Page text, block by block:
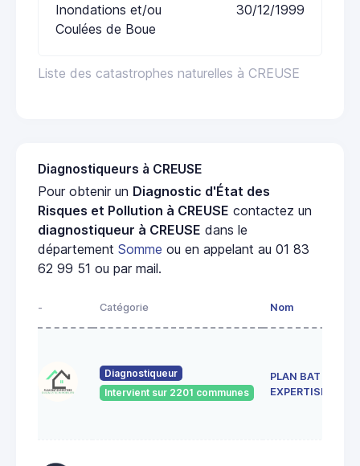
Liste des catastrophes naturelles à CREUSE
Inondations et/ou
Coulées de Boue
30/12/1999
Diagnostiqueurs à CREUSE
Pour obtenir un Diagnostic d'État des
Risques et Pollution à CREUSE contactez un
diagnostiqueur à CREUSE dans le
département Somme ou en appelant au 01 83
62 99 51 ou par mail.
- Catégorie Nom
Diagnostiqueur
Intervient sur 2201 communes
PLAN BAT
EXPERTISES